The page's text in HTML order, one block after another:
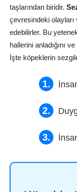
taşlarından biridir.
çevresindeki olayları
edebilirler. Bu
hallerini anladığını
İşte köpeklerin